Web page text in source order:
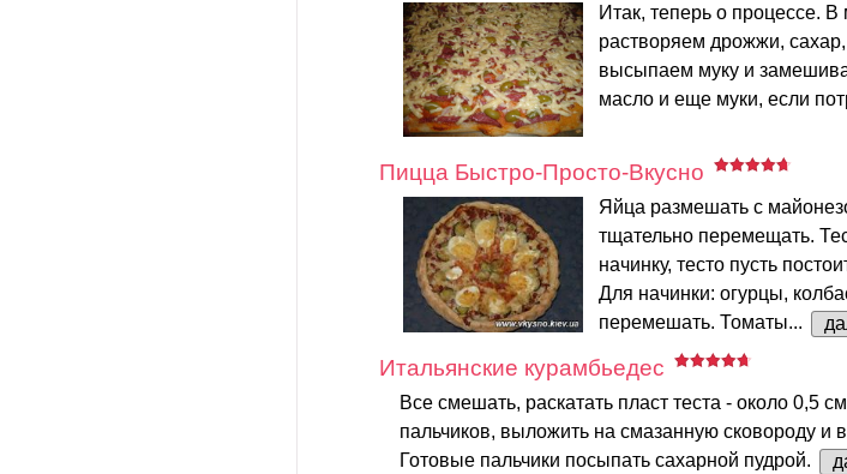
Итак, теперь о процессе.
растворяем дрожжи,
высыпаем муку и
масло и еще муки, если
Пицца Быстро-Просто-Вкусно
Яйца размешать с
тщательно перемещать.
начинку, тесто пусть
Для начинки: огурцы,
перемешать. Томаты...
Итальянские курамбьедес
Все смешать, раскатать пласт теста - около 0,5
пальчиков, выложить на смазанную сковороду и
Готовые пальчики посыпать сахарной пудрой.